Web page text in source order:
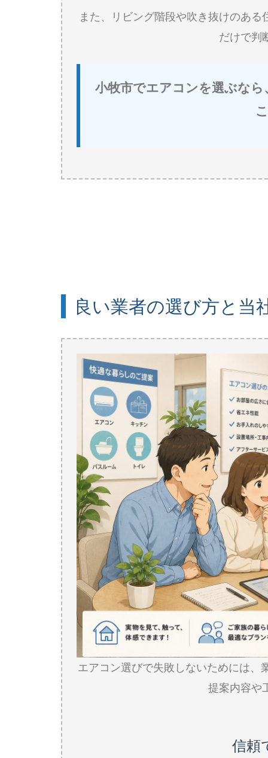
また、リビング階段や吹き抜けのあ
だけで判
小牧市でエアコンを選ぶな
良い業者の選び方と当
エアコン選びで失敗しないためには、
提案内容や
信頼